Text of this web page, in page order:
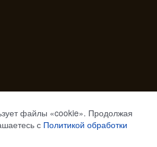
файлы «cookie». Продолжая
с Политикой обработки